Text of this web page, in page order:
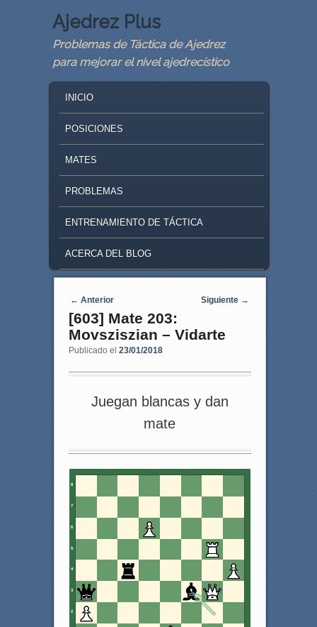
Ajedrez Plus
Problemas de Táctica de Ajedrez
para mejorar el nivel ajedrecístico
SKIP TO PRIMARY CONTENT
SKIP TO SECONDARY CONTENT
INICIO
POSICIONES
MATES
PROBLEMAS
ENTRENAMIENTO DE TÁCTICA
ACERCA DEL BLOG
Navegaci�n de entradas
← Anterior Siguiente →
[603] Mate 203:
Movsziszian – Vidarte
Publicado el 23/01/2018
Juegan blancas y dan
mate
8
7
6
5
4
3
2